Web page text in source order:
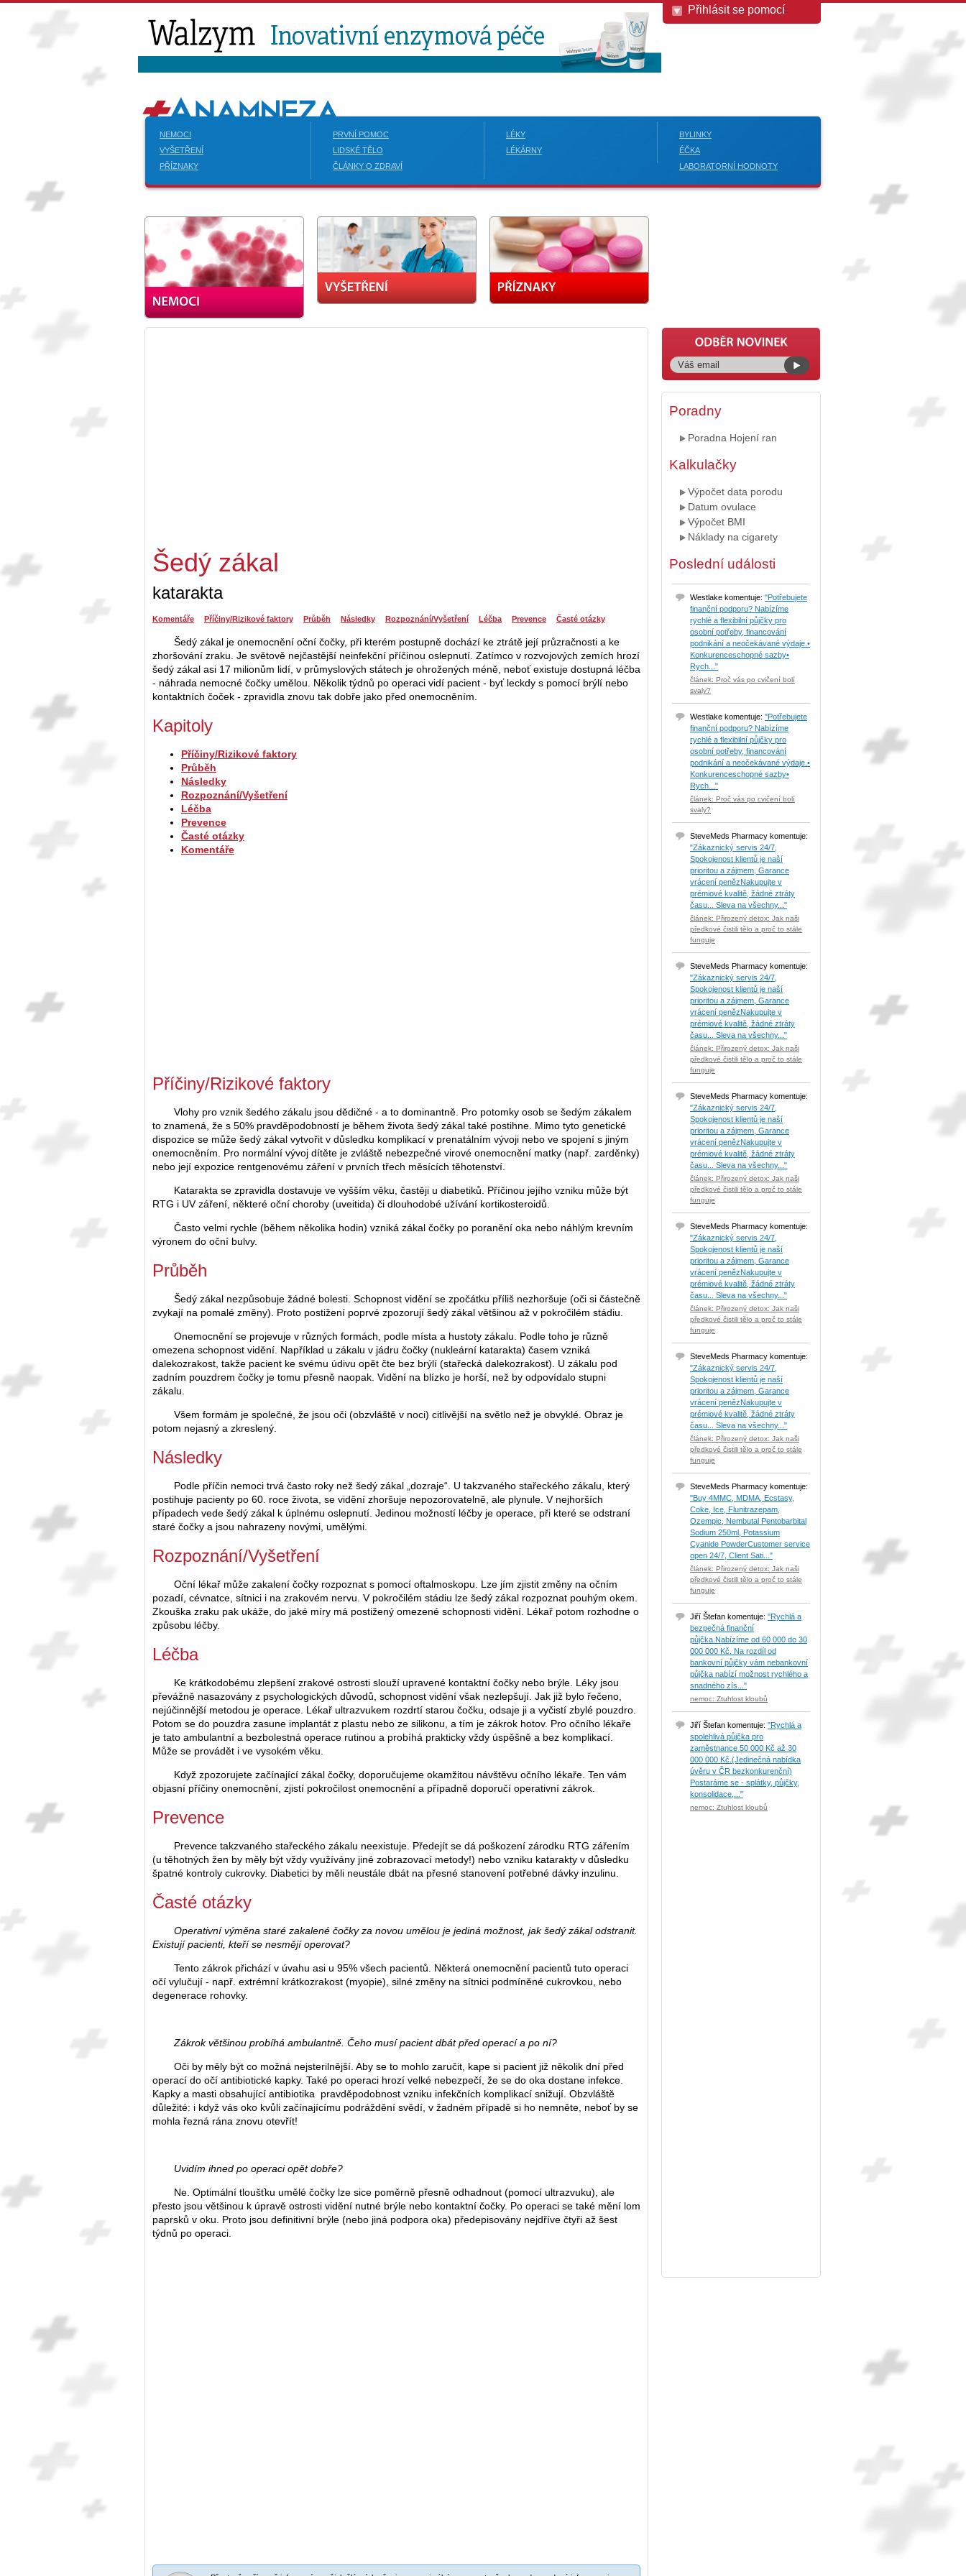
Přihlásit se pomocí
NEMOCI
VYŠETŘENÍ
PŘÍZNAKY
PRVNÍ POMOC
LIDSKÉ TĚLO
ČLÁNKY O ZDRAVÍ
LÉKY
LÉKÁRNY
BYLINKY
ÉČKA
LABORATORNÍ HODNOTY
Šedý zákal
katarakta
Komentáře Příčiny/Rizikové faktory Průběh Následky Rozpoznání/Vyšetření Léčba Prevence Časté otázky
Šedý zákal je onemocnění oční čočky, při kterém postupně dochází ke ztrátě její průzračnosti a ke
zhoršování zraku. Je světově nejčastější neinfekční příčinou oslepnutí. Zatímco v rozvojových zemích hrozí
šedý zákal asi 17 milionům lidí, v průmyslových státech je ohrožených méně, neboť existuje dostupná léčba
- náhrada nemocné čočky umělou. Několik týdnů po operaci vidí pacient - byť leckdy s pomocí brýlí nebo
kontaktních čoček - zpravidla znovu tak dobře jako před onemocněním.
Kapitoly
Příčiny/Rizikové faktory
Průběh
Následky
Rozpoznání/Vyšetření
Léčba
Prevence
Časté otázky
Komentáře
Příčiny/Rizikové faktory
Vlohy pro vznik šedého zákalu jsou dědičné - a to dominantně. Pro potomky osob se šedým zákalem
to znamená, že s 50% pravděpodobností je během života šedý zákal také postihne. Mimo tyto genetické
dispozice se může šedý zákal vytvořit v důsledku komplikací v prenatálním vývoji nebo ve spojení s jiným
onemocněním. Pro normální vývoj dítěte je zvláště nebezpečné virové onemocnění matky (např. zarděnky)
nebo její expozice rentgenovému záření v prvních třech měsících těhotenství.
Katarakta se zpravidla dostavuje ve vyšším věku, častěji u diabetiků. Příčinou jejího vzniku může být
RTG i UV záření, některé oční choroby (uveitida) či dlouhodobé užívání kortikosteroidů.
Často velmi rychle (během několika hodin) vzniká zákal čočky po poranění oka nebo náhlým krevním
výronem do oční bulvy.
Průběh
Šedý zákal nezpůsobuje žádné bolesti. Schopnost vidění se zpočátku příliš nezhoršuje (oči si částečně
zvykají na pomalé změny). Proto postižení poprvé zpozorují šedý zákal většinou až v pokročilém stádiu.
Onemocnění se projevuje v různých formách, podle místa a hustoty zákalu. Podle toho je různě
omezena schopnost vidění. Například u zákalu v jádru čočky (nukleární katarakta) časem vzniká
dalekozrakost, takže pacient ke svému údivu opět čte bez brýlí (stařecká dalekozrakost). U zákalu pod
zadním pouzdrem čočky je tomu přesně naopak. Vidění na blízko je horší, než by odpovídalo stupni
zákalu.
Všem formám je společné, že jsou oči (obzvláště v noci) citlivější na světlo než je obvyklé. Obraz je
potom nejasný a zkreslený.
Následky
Podle příčin nemoci trvá často roky než šedý zákal „dozraje“. U takzvaného stařeckého zákalu, který
postihuje pacienty po 60. roce života, se vidění zhoršuje nepozorovatelně, ale plynule. V nejhorších
případech vede šedý zákal k úplnému oslepnutí. Jedinou možností léčby je operace, při které se odstraní
staré čočky a jsou nahrazeny novými, umělými.
Rozpoznání/Vyšetření
Oční lékař může zakalení čočky rozpoznat s pomocí oftalmoskopu. Lze jím zjistit změny na očním
pozadí, cévnatce, sítnici i na zrakovém nervu. V pokročilém stádiu lze šedý zákal rozpoznat pouhým okem.
Zkouška zraku pak ukáže, do jaké míry má postižený omezené schopnosti vidění. Lékař potom rozhodne o
způsobu léčby.
Léčba
Ke krátkodobému zlepšení zrakové ostrosti slouží upravené kontaktní čočky nebo brýle. Léky jsou
převážně nasazovány z psychologických důvodů, schopnost vidění však nezlepšují. Jak již bylo řečeno,
nejúčinnější metodou je operace. Lékař ultrazvukem rozdrtí starou čočku, odsaje ji a vyčistí zbylé pouzdro.
Potom se do pouzdra zasune implantát z plastu nebo ze silikonu, a tím je zákrok hotov. Pro očního lékaře
je tato ambulantní a bezbolestná operace rutinou a probíhá prakticky vždy úspěšně a bez komplikací.
Může se provádět i ve vysokém věku.
Když zpozorujete začínající zákal čočky, doporučujeme okamžitou návštěvu očního lékaře. Ten vám
objasní příčiny onemocnění, zjistí pokročilost onemocnění a případně doporučí operativní zákrok.
Prevence
Prevence takzvaného stařeckého zákalu neexistuje. Předejít se dá poškození zárodku RTG zářením
(u těhotných žen by měly být vždy využívány jiné zobrazovací metody!) nebo vzniku katarakty v důsledku
špatné kontroly cukrovky. Diabetici by měli neustále dbát na přesné stanovení potřebné dávky inzulinu.
Časté otázky
Operativní výměna staré zakalené čočky za novou umělou je jediná možnost, jak šedý zákal odstranit.
Existují pacienti, kteří se nesmějí operovat?
Tento zákrok přichází v úvahu asi u 95% všech pacientů. Některá onemocnění pacientů tuto operaci
očí vylučují - např. extrémní krátkozrakost (myopie), silné změny na sítnici podmíněné cukrovkou, nebo
degenerace rohovky.
Zákrok většinou probíhá ambulantně. Čeho musí pacient dbát před operací a po ní?
Oči by měly být co možná nejsterilnější. Aby se to mohlo zaručit, kape si pacient již několik dní před
operací do očí antibiotické kapky. Také po operaci hrozí velké nebezpečí, že se do oka dostane infekce.
Kapky a masti obsahující antibiotika
pravděpodobnost vzniku infekčních komplikací snižují. Obzvláště
důležité: i když vás oko kvůli začínajícímu podráždění svědí, v žadném případě si ho nemněte, neboť by se
mohla řezná rána znovu otevřít!
Uvidím ihned po operaci opět dobře?
Ne. Optimální tloušťku umělé čočky lze sice poměrně přesně odhadnout (pomocí ultrazvuku), ale
přesto jsou většinou k úpravě ostrosti vidění nutné brýle nebo kontaktní čočky. Po operaci se také mění lom
paprsků v oku. Proto jsou definitivní brýle (nebo jiná podpora oka) předepisovány nejdříve čtyři až šest
týdnů po operaci.
Poradny
Poradna Hojení ran
Kalkulačky
Výpočet data porodu
Datum ovulace
Výpočet BMI
Náklady na cigarety
Poslední události
Westlake komentuje: "Potřebujete
finanční podporu? Nabízíme
rychlé a flexibilní půjčky pro
osobní potřeby, financování
podnikání a neočekávané výdaje.•
Konkurenceschopné sazby•
Rych..."
článek: Proč vás po cvičení bolí
svaly?
Westlake komentuje: "Potřebujete
finanční podporu? Nabízíme
rychlé a flexibilní půjčky pro
osobní potřeby, financování
podnikání a neočekávané výdaje.•
Konkurenceschopné sazby•
Rych..."
článek: Proč vás po cvičení bolí
svaly?
SteveMeds Pharmacy komentuje:
"Zákaznický servis 24/7,
Spokojenost klientů je naší
prioritou a zájmem, Garance
vrácení penězNakupujte v
prémiové kvalitě, žádné ztráty
času... Sleva na všechny..."
článek: Přirozený detox: Jak naši
předkové čistili tělo a proč to stále
funguje
SteveMeds Pharmacy komentuje:
"Zákaznický servis 24/7,
Spokojenost klientů je naší
prioritou a zájmem, Garance
vrácení penězNakupujte v
prémiové kvalitě, žádné ztráty
času... Sleva na všechny..."
článek: Přirozený detox: Jak naši
předkové čistili tělo a proč to stále
funguje
SteveMeds Pharmacy komentuje:
"Zákaznický servis 24/7,
Spokojenost klientů je naší
prioritou a zájmem, Garance
vrácení penězNakupujte v
prémiové kvalitě, žádné ztráty
času... Sleva na všechny..."
článek: Přirozený detox: Jak naši
předkové čistili tělo a proč to stále
funguje
SteveMeds Pharmacy komentuje:
"Zákaznický servis 24/7,
Spokojenost klientů je naší
prioritou a zájmem, Garance
vrácení penězNakupujte v
prémiové kvalitě, žádné ztráty
času... Sleva na všechny..."
článek: Přirozený detox: Jak naši
předkové čistili tělo a proč to stále
funguje
SteveMeds Pharmacy komentuje:
"Zákaznický servis 24/7,
Spokojenost klientů je naší
prioritou a zájmem, Garance
vrácení penězNakupujte v
prémiové kvalitě, žádné ztráty
času... Sleva na všechny..."
článek: Přirozený detox: Jak naši
předkové čistili tělo a proč to stále
funguje
SteveMeds Pharmacy komentuje:
"Buy 4MMC, MDMA, Ecstasy,
Coke, Ice, Flunitrazepam,
Ozempic, Nembutal Pentobarbital
Sodium 250ml, Potassium
Cyanide PowderCustomer service
open 24/7, Client Sati..."
článek: Přirozený detox: Jak naši
předkové čistili tělo a proč to stále
funguje
Jiří Štefan komentuje: "Rychlá a
bezpečná finanční
půjčka.Nabízíme od 60 000 do 30
000 000 Kč. Na rozdíl od
bankovní půjčky vám nebankovní
půjčka nabízí možnost rychlého a
snadného zís..."
nemoc: Ztuhlost kloubů
Jiří Štefan komentuje: "Rychlá a
spolehlivá půjčka pro
zaměstnance 50 000 Kč až 30
000 000 Kč.(Jedinečná nabídka
úvěru v ČR bezkonkurenční)
Postaráme se - splátky, půjčky,
konsolidace,..."
nemoc: Ztuhlost kloubů